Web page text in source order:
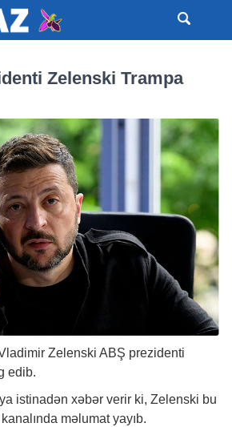
Zelenski Trampa
Zelenski ABŞ prezidenti
edib.
istinadən xəbər verir ki, Zelenski bu
məlumat yayıb.